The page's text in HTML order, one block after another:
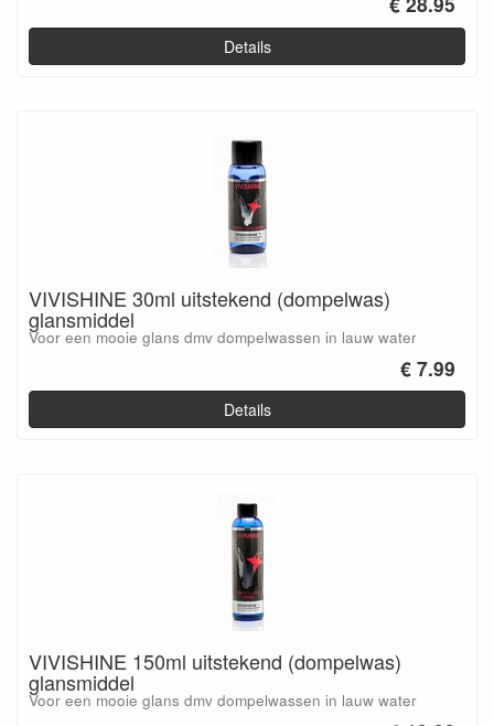
Details
VIVISHINE 30ml uitstekend (dompelwas)
glansmiddel
Voor een mooie glans dmv dompelwassen in lauw water
€ 7.99
Details
VIVISHINE 150ml uitstekend (dompelwas)
glansmiddel
Voor een mooie glans dmv dompelwassen in lauw water